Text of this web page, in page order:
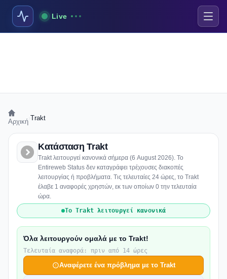
Live
Αρχική Trakt
Κατάσταση Trakt
Trakt λειτουργεί κανονικά σήμερα (6 August 2026). Το
Entireweb Status δεν καταγράφει τρέχουσες διακοπές
λειτουργίας ή προβλήματα. Τις τελευταίες 24 ώρες, το Trakt
έλαβε 1 αναφορές χρηστών, εκ των οποίων 0 την τελευταία
ώρα.
Το Trakt λειτουργεί κανονικά
Όλα λειτουργούν ομαλά με το Trakt!
Τελευταία αναφορά: πριν από 14 ώρες
Αναφέρετε ένα πρόβλημα με το Trakt